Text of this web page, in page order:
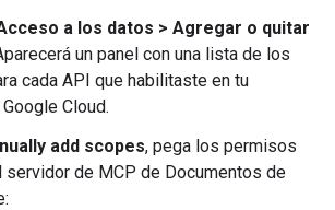
a los datos > Agregar o quitar
un panel con una lista de los
cada API que habilitaste en tu
Cloud.
add scopes, pega los permisos
servidor de MCP de Documentos de